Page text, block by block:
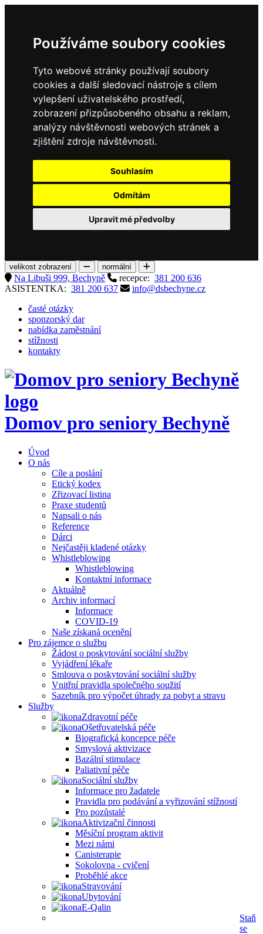
Používáme soubory cookies
Tyto webové stránky používají soubory
cookies a další sledovací nástroje s cílem
vylepšení uživatelského prostředí,
zobrazení přizpůsobeného obsahu a reklam,
analýzy návštěvnosti webových stránek a
zjištění zdroje návštěvnosti.
Souhlasím
Odmítám
Upravit mé předvolby
velikost zobrazení normální
Na Libuši 999, Bechyně recepce: 381 200 636
ASISTENTKA: 381 200 637
info@dsbechyne.cz
časté otázky
sponzorský dar
nabídka zaměstnání
stížnosti
kontakty
Domov pro seniory Bechyně
Úvod
O nás
Cíle a poslání
Etický kodex
Zřizovací listina
Praxe studentů
Napsali o nás
Reference
Dárci
Nejčastěji kladené otázky
Whistleblowing
Whistleblowing
Kontaktní informace
Aktuálně
Archiv informací
Informace
COVID-19
Naše získaná ocenění
Pro zájemce o službu
Žádost o poskytování sociální služby
Vyjádření lékaře
Smlouva o poskytování sociální služby
Vnitřní pravidla společného soužití
Sazebník pro výpočet úhrady za pobyt a stravu
Služby
Zdravotní péče
Ošetřovatelská péče
Biografická koncepce péče
Smyslová aktivizace
Bazální stimulace
Paliativní péče
Sociální služby
Informace pro žadatele
Pravidla pro podávání a vyřizování stížností
Pro pozůstalé
Aktivizační činnosti
Měsíční program aktivit
Mezi námi
Canisterapie
Sokolovna - cvičení
Proběhlé akce
Stravování
Ubytování
E-Qalin
Staň
se